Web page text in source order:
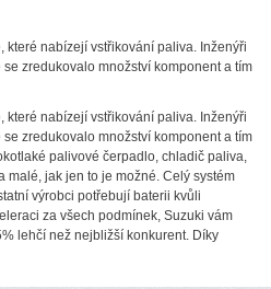
které nabízejí vstřikování paliva. Inženýři
zredukovalo množství komponent a tím
které nabízejí vstřikování paliva. Inženýři
zredukovalo množství komponent a tím
palivové čerpadlo, chladič paliva,
malé, jak jen to je možné. Celý systém
výrobci potřebují baterii kvůli
za všech podmínek, Suzuki vám
lehčí než nejbližší konkurent. Díky